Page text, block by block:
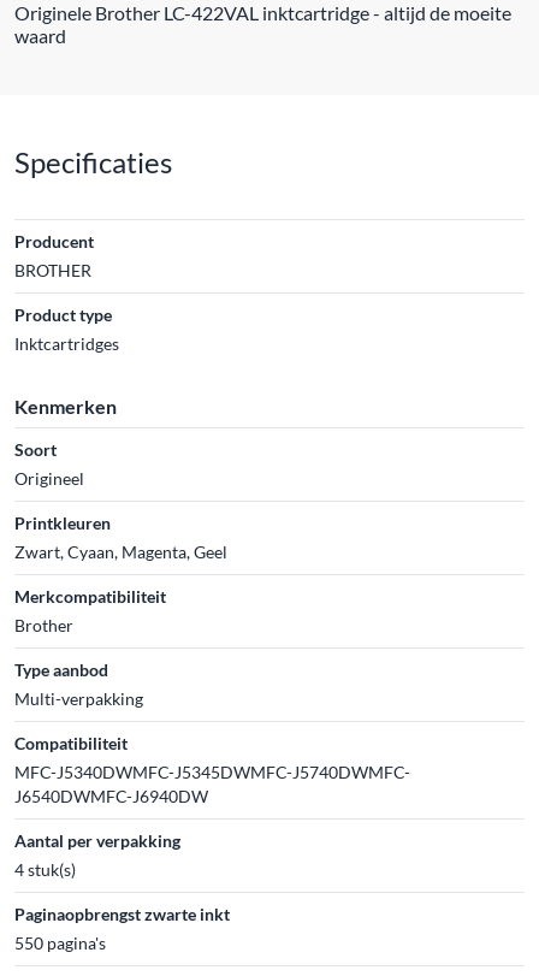
Originele Brother LC-422VAL inktcartridge - altijd de moeite
waard
Specificaties
Producent
BROTHER
Product type
Inktcartridges
Kenmerken
Soort
Origineel
Printkleuren
Zwart, Cyaan, Magenta, Geel
Merkcompatibiliteit
Brother
Type aanbod
Multi-verpakking
Compatibiliteit
MFC-J5340DWMFC-J5345DWMFC-J5740DWMFC-
J6540DWMFC-J6940DW
Aantal per verpakking
4 stuk(s)
Paginaopbrengst zwarte inkt
550 pagina's